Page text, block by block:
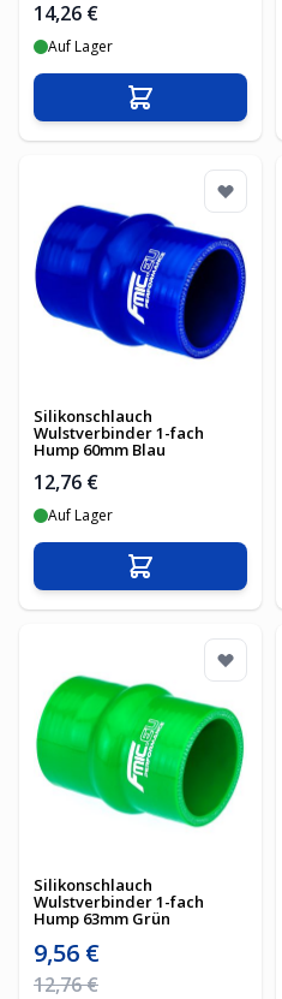
14,26 €
Auf Lager
In den Warenkorb
Silikonschlauch
Wulstverbinder 1-fach
Hump 60mm Blau
12,76 €
Auf Lager
In den Warenkorb
Silikonschlauch
Wulstverbinder 1-fach
Hump 63mm Grün
Sonderpreis
9,56 €
Regulärer Preis
12,76 €